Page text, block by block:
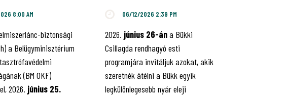
8:00 AM
biztonsági
a Belügyminisztérium
(BM OKF)
2026. június 25.
06/12/2026 2:39 PM
2026. június 26-ána Bükki
Csillagda rendhagyó esti
programjára invitáljuk azokat, akik
szeretnék átélni a Bükk egyik
legkülönlegesebb nyár eleji